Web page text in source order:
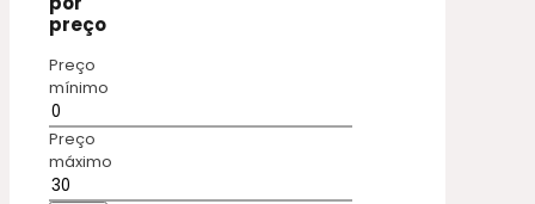
preço
Preço
mínimo
Preço
máximo